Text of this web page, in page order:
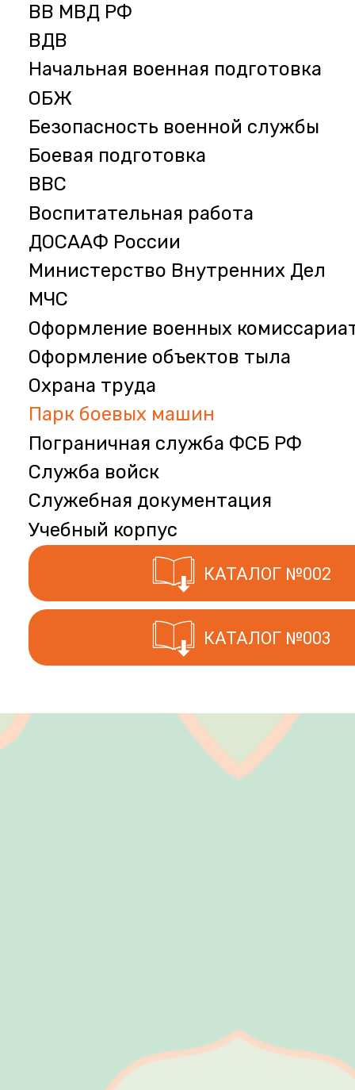
ВВ МВД РФ
ВДВ
Начальная военная подготовка
ОБЖ
Безопасность военной службы
Боевая подготовка
ВВС
Воспитательная работа
ДОСААФ России
Министерство Внутренних Дел
МЧС
Оформление военных
Оформление объектов тыла
Охрана труда
Парк боевых машин
Пограничная служба ФСБ РФ
Служба войск
Служебная документация
Учебный корпус
КАТАЛОГ №002
КАТАЛОГ №003